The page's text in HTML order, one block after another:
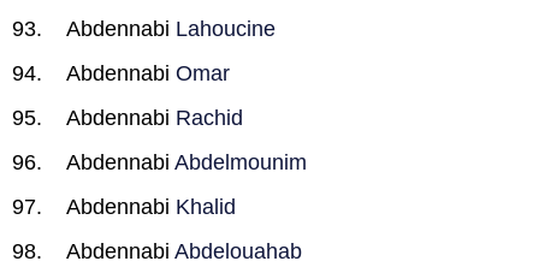
Abdennabi Lahoucine
Abdennabi Omar
Abdennabi Rachid
Abdennabi Abdelmounim
Abdennabi Khalid
Abdennabi Abdelouahab